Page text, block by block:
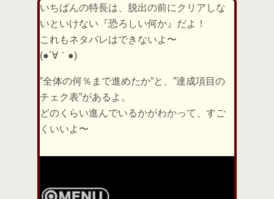
いちばんの特長は、脱出の前にクリアしな
いといけない『恐ろしい何か』だよ！
これもネタバレはできないよ〜
(●´∀｀●)
”全体の何％まで進めたか”と、”達成項目の
チェク表”があるよ。
どのくらい進んでいるかがわかって、すご
くいいよ〜